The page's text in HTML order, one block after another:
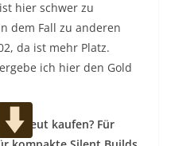
hier schwer zu
dem Fall zu anderen
da ist mehr Platz.
ich hier den Gold
erneut kaufen? Für